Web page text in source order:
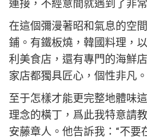
連接，不經意間就遇到了非
在這個彌漫著昭和氣息的空
鋪。有鐵板燒，韓國料理，
利美食店，還有專門的海鮮
家店都獨具匠心，個性非凡。
至于怎樣才能更完整地體味
理念的橫丁，爲此我特意請
安藤章人。他告訴我：“不要